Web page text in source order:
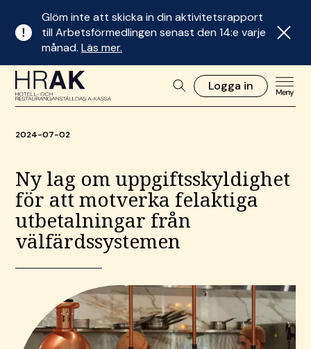
Glöm inte att skicka in din aktivitetsrapport
till Arbetsförmedlingen senast den 14:e varje
månad.Läs mer.
Logga in
2024-07-02
Ny lag om uppgiftsskyldighet
för att motverka felaktiga
utbetalningar från
välfärdssystemen